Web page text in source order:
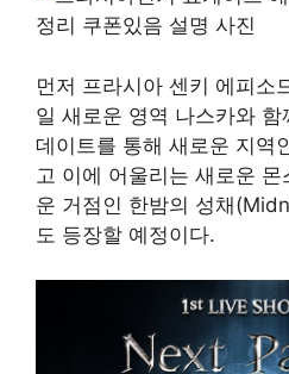
먼저 프라시아 센키 에피소
일 새로운 영역 나스카와
데이트를 통해 새로운 지역
고 이에 어울리는 새로운
운 거점인 한밤의 성채
도 등장할 예정이다.